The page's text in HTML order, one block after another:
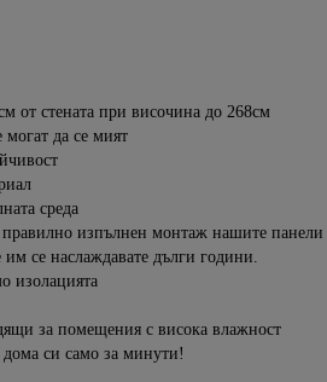
от стената при височина до 268см
да се мият
среда
изпълнен монтаж нашите панели
се наслаждавате дълги години.
изолацията
за помещения с висока влажност
си само за минути!